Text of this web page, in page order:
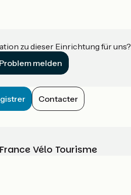
zu dieser Einrichtung für uns?
melden
Contacter
Vélo Tourisme